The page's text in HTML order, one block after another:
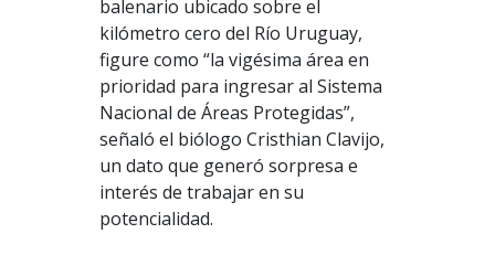
balenario ubicado sobre el
kilómetro cero del Río Uruguay,
figure como “la vigésima área en
prioridad para ingresar al Sistema
Nacional de Áreas Protegidas”,
señaló el biólogo Cristhian Clavijo,
un dato que generó sorpresa e
interés de trabajar en su
potencialidad.